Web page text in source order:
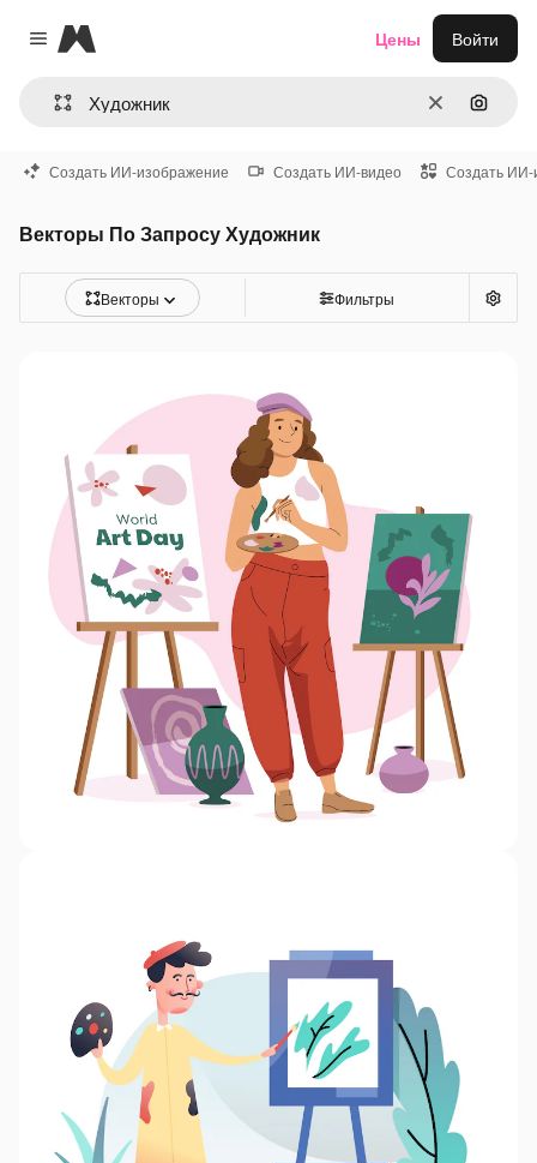
Close menu
Magnific
ОчиститьПоиск
Цены Войти
Создать ИИ-изображение Создать ИИ-видео Создать ИИ-
Векторы По Запросу Художник
Векторы Фильтры